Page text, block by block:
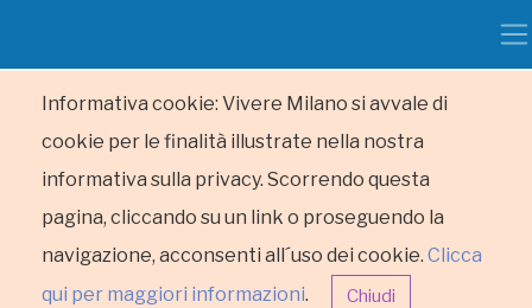
Informativa cookie: Vivere Milano si avvale di
cookie per le finalità illustrate nella nostra
informativa sulla privacy. Scorrendo questa
pagina, cliccando su un link o proseguendo la
navigazione, acconsenti all´uso dei cookie. Clicca
qui per maggiori informazioni. Chiudi